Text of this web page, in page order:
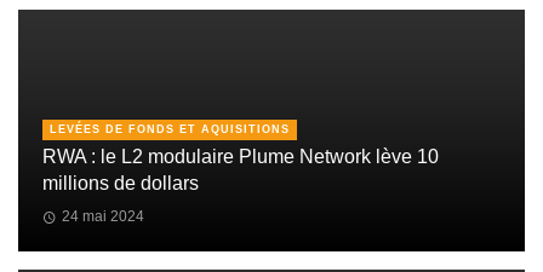
LEVÉES DE FONDS ET AQUISITIONS
RWA : le L2 modulaire Plume Network lève 10
millions de dollars
24 mai 2024